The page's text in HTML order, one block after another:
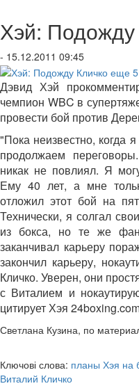
Хэй:
- 15.12.2011 09:45
Дэвид Хэй
чемпион WBC в
провести бой против
"Пока неизвестно, когда
продолжаем
никак не повлиял. Я
Ему 40 лет, а мне
отложил этот бой на
Технически, я солгал
из бокса, но те же
заканчивал карьеру
закончил карьеру,
Кличко. Уверен, они
с Виталием и
цитирует Хэя
Светлана Кузина, по
Ключові слова: планы Хэя на
Виталий Кличко